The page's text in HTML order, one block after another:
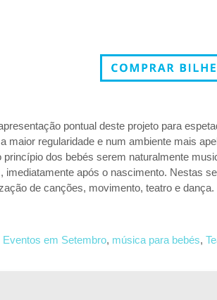
pontual deste projeto para
maior regularidade e num ambiente mais
princípio dos bebés serem naturalmente
imediatamente após o nascimento. Nestas
de canções, movimento, teatro e dança.
Eventos em Setembro, música para bebés,